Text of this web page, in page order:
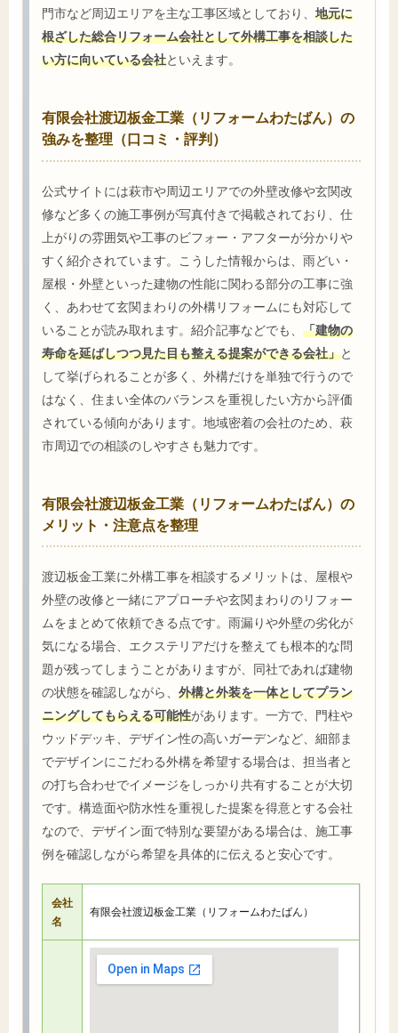
門市など周辺エリアを主な工事区域としており、 地元に
根ざした総合リフォーム会社として外構工事を相談した
い方に向いている会社といえます。
有限会社渡辺板金工業（リフォームわたばん）の
強みを整理（口コミ・評判）
公式サイトには萩市や周辺エリアでの外壁改修や玄関改
修など多くの施工事例が写真付きで掲載されており、仕
上がりの雰囲気や工事のビフォー・アフターが分かりや
すく紹介されています。こうした情報からは、雨どい・
屋根・外壁といった建物の性能に関わる部分の工事に強
く、あわせて玄関まわりの外構リフォームにも対応して
いることが読み取れます。紹介記事などでも、 「建物の
寿命を延ばしつつ見た目も整える提案ができる会社」と
して挙げられることが多く、外構だけを単独で行うので
はなく、住まい全体のバランスを重視したい方から評価
されている傾向があります。地域密着の会社のため、萩
市周辺での相談のしやすさも魅力です。
有限会社渡辺板金工業（リフォームわたばん）の
メリット・注意点を整理
渡辺板金工業に外構工事を相談するメリットは、屋根や
外壁の改修と一緒にアプローチや玄関まわりのリフォー
ムをまとめて依頼できる点です。雨漏りや外壁の劣化が
気になる場合、エクステリアだけを整えても根本的な問
題が残ってしまうことがありますが、同社であれば建物
の状態を確認しながら、 外構と外装を一体としてプラン
ニングしてもらえる可能性があります。一方で、門柱や
ウッドデッキ、デザイン性の高いガーデンなど、細部ま
でデザインにこだわる外構を希望する場合は、担当者と
の打ち合わせでイメージをしっかり共有することが大切
です。構造面や防水性を重視した提案を得意とする会社
なので、デザイン面で特別な要望がある場合は、施工事
例を確認しながら希望を具体的に伝えると安心です。
会社
名
有限会社渡辺板金工業（リフォームわたばん）